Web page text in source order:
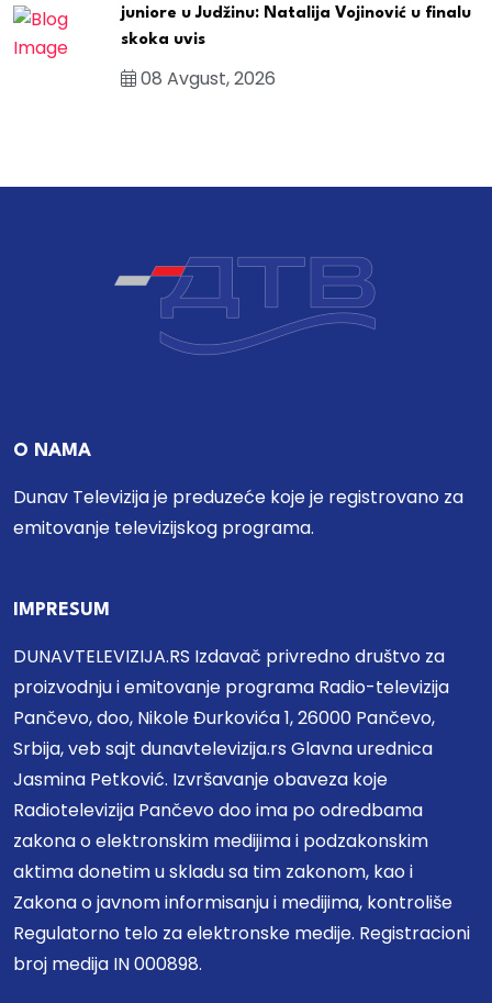
juniore u Judžinu: Natalija Vojinović u finalu
skoka uvis
08 Avgust, 2026
O NAMA
Dunav Televizija je preduzeće koje je registrovano za
emitovanje televizijskog programa.
IMPRESUM
DUNAVTELEVIZIJA.RS Izdavač privredno društvo za
proizvodnju i emitovanje programa Radio-televizija
Pančevo, doo, Nikole Đurkovića 1, 26000 Pančevo,
Srbija, veb sajt dunavtelevizija.rs Glavna urednica
Jasmina Petković. Izvršavanje obaveza koje
Radiotelevizija Pančevo doo ima po odredbama
zakona o elektronskim medijima i podzakonskim
aktima donetim u skladu sa tim zakonom, kao i
Zakona o javnom informisanju i medijima, kontroliše
Regulatorno telo za elektronske medije. Registracioni
broj medija IN 000898.